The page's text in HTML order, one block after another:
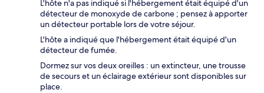
L'hôte n'a pas indiqué si l'hébergement était équipé d'un
détecteur de monoxyde de carbone ; pensez à apporter
un détecteur portable lors de votre séjour.
L'hôte a indiqué que l'hébergement était équipé d'un
détecteur de fumée.
Dormez sur vos deux oreilles : un extincteur, une trousse
de secours et un éclairage extérieur sont disponibles sur
place.